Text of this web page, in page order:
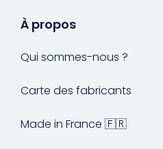
À propos
Qui sommes-nous ?
Carte des fabricants
Made in France 🇫🇷